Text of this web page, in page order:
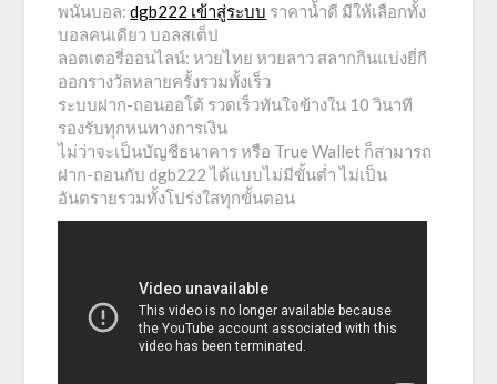
พนันบอล:dgb222 เข้าสู่ระบบ ราคาน้ำดี มีให้เลือกทั้ง
บอลคนเดียว บอลสเต็ป
ลอตเตอรี่ออนไลน์: หวยไทย หวยลาว สลากกินแบ่งยี่กี
ออกรางวัลหลายครั้งรวมทั้งเร็ว
ระบบฝาก-ถอนออโต้ รวดเร็วทันใจข้างใน 10 วินาที
รองรับทุกหนทางการเงิน
ไม่ว่าจะเป็นบัญชีธนาคาร หรือ True Wallet ก็สามารถ
ฝาก-ถอนกับ dgb222 ได้แบบไม่มีขั้นต่ำ ไม่เป็น
อันตรายรวมทั้งโปร่งใสทุกขั้นตอน